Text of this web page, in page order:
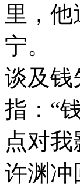
里，
宁。
谈及钱
指：“
点对
许渊冲